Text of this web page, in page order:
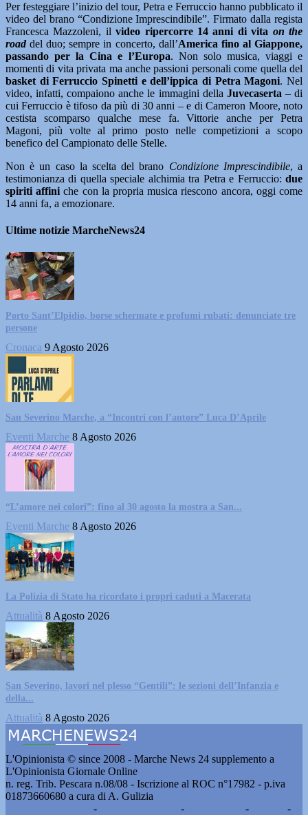
Per festeggiare l’inizio del tour, Petra e Ferruccio hanno pubblicato il
video del brano “Condizione Imprescindibile”. Firmato dalla regista
Francesca Mazzoleni, ilvideo ripercorre 14 anni di vita on the
roaddel duo; sempre in concerto, dall’America fino al Giappone,
passando per la Cina e l’Europa. Non solo musica, viaggi e
momenti di vita privata ma anche passioni personali come quella del
basket di Ferruccio Spinetti e dell’ippica di Petra Magoni. Nel
video, infatti, compaiono anche le immagini della Juvecaserta – di
cui Ferruccio è tifoso da più di 30 anni – e di Cameron Moore, noto
cestista scomparso qualche mese fa. Vittorie anche per Petra
Magoni, più volte al primo posto nelle competizioni a scopo
benefico del Campionato delle Stelle.
Non è un caso la scelta del brano Condizione Imprescindibile, a
testimonianza di quella speciale alchimia tra Petra e Ferruccio: due
spiriti affini che con la propria musica riescono ancora, oggi come
14 anni fa, a emozionare.
Ultime notizie MarcheNews24
Porto Sant’Elpidio, borse schermate e profumi rubati: denunciate tre
persone
Cronaca 9 Agosto 2026
San Severino Marche, a “Incontri con l’autore” Luca D’Aprile
Eventi Marche 8 Agosto 2026
“L’amore nei colori”: fino al 30 agosto la mostra a San...
Eventi Marche 8 Agosto 2026
La Polizia di Stato ha ricordato i propri caduti a Macerata
Attualità 8 Agosto 2026
San Severino, lavori nel plesso “Gentili”: le sezioni dell’Infanzia e
della...
Attualità 8 Agosto 2026
L'Opinionista © since 2008 - Marche News 24 supplemento a
L'Opinionista Giornale Online
n. reg. Trib. Pescara n.08/08 - Iscrizione al ROC n°17982 - p.iva
01873660680 a cura di A. Gulizia
- - -
-